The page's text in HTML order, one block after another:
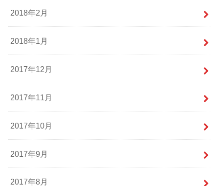
2018年2月
2018年1月
2017年12月
2017年11月
2017年10月
2017年9月
2017年8月